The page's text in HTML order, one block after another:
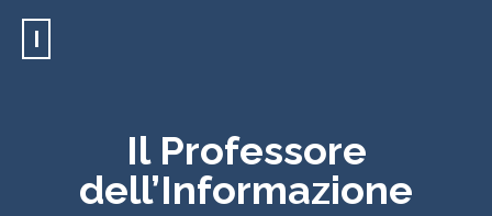
I
Il Professore
dell’Informazione